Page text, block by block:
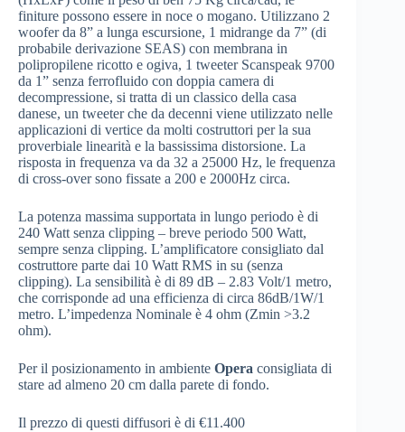
finiture possono essere in noce o mogano. Utilizzano 2
woofer da 8” a lunga escursione, 1 midrange da 7” (di
probabile derivazione SEAS) con membrana in
polipropilene ricotto e ogiva, 1 tweeter Scanspeak 9700
da 1” senza ferrofluido con doppia camera di
decompressione, si tratta di un classico della casa
danese, un tweeter che da decenni viene utilizzato nelle
applicazioni di vertice da molti costruttori per la sua
proverbiale linearità e la bassissima distorsione. La
risposta in frequenza va da 32 a 25000 Hz, le frequenza
di cross-over sono fissate a 200 e 2000Hz circa.
La potenza massima supportata in lungo periodo è di
240 Watt senza clipping – breve periodo 500 Watt,
sempre senza clipping. L’amplificatore consigliato dal
costruttore parte dai 10 Watt RMS in su (senza
clipping). La sensibilità è di 89 dB – 2.83 Volt/1 metro,
che corrisponde ad una efficienza di circa 86dB/1W/1
metro. L’impedenza Nominale è 4 ohm (Zmin >3.2
ohm).
Per il posizionamento in ambiente Opera consigliata di
stare ad almeno 20 cm dalla parete di fondo.
Il prezzo di questi diffusori è di €11.400